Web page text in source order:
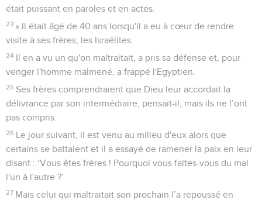
était puissant en paroles et en actes.
23 » Il était âgé de 40 ans lorsqu'il a eu à cœur de rendre
visite à ses frères, les Israélites.
24 Il en a vu un qu'on maltraitait, a pris sa défense et, pour
venger l'homme malmené, a frappé l'Egyptien.
25 Ses frères comprendraient que Dieu leur accordait la
délivrance par son intermédiaire, pensait-il, mais ils ne l’ont
pas compris.
26 Le jour suivant, il est venu au milieu d'eux alors que
certains se battaient et il a essayé de ramener la paix en leur
disant : ‘Vous êtes frères ! Pourquoi vous faites-vous du mal
l'un à l'autre ?’
27 Mais celui qui maltraitait son prochain l’a repoussé en